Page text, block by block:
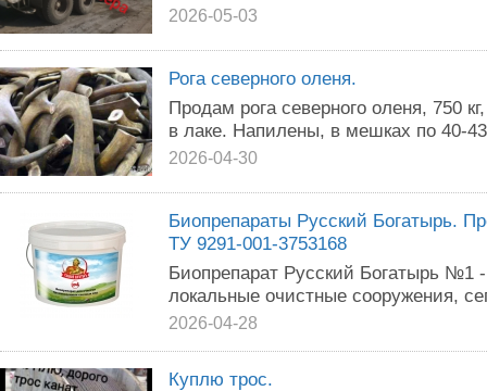
2026-05-03
Рога северного оленя.
Продам рога северного оленя, 750
в лаке. Напилены, в мешках по 40-43
2026-04-30
Биопрепараты Русский Богатырь.
ТУ 9291-001-3753168
Биопрепарат Русский Богатырь №1
локальные очистные сооружения,
2026-04-28
Куплю трос.